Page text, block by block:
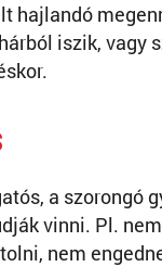
hajlandó
iszik, vagy
a szorongó
vinni. Pl.
nem